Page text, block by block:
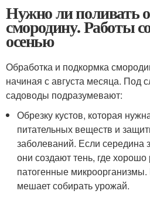
Нужно ли поливать
смородину. Работы
осенью
Обработка и подкормка
начиная с августа месяца. Под
садоводы подразумевают:
Обрезку кустов, которая
питательных веществ и
заболеваний. Если середина
они создают тень, где
патогенные микроорганизмы.
мешает собирать урожай.